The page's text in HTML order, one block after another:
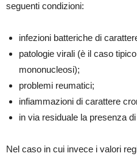
seguenti condizioni:
infezioni batteriche di
patologie virali (è il caso
mononucleosi);
problemi reumatici;
infiammazioni di carattere
in via residuale la presenza
Nel caso in cui invece i valori